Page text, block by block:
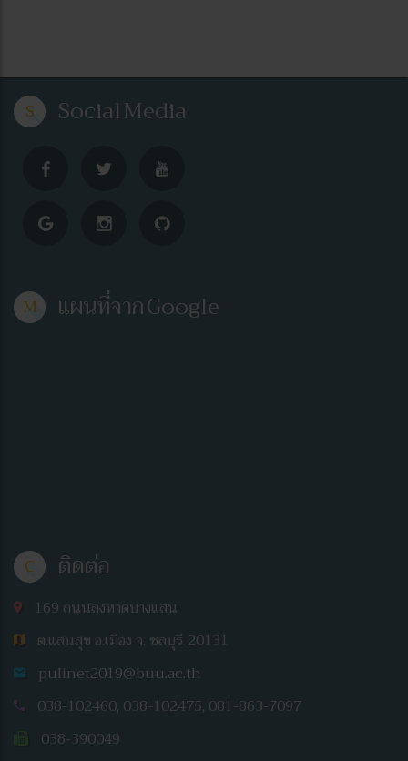
S SocialMedia
M แผนที่จาก Google
C ติดต่อ
169 ถนนลงหาดบางแสน
ต.แสนสุข อ.เมือง จ. ชลบุรี 20131
pulinet2019@buu.ac.th
038-102460, 038-102475, 081-863-7097
038-390049